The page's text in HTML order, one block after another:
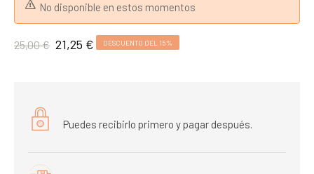
No disponible en estos momentos
25,00 € 21,25 € DESCUENTO DEL 15%
Puedes recibirlo primero y pagar después.